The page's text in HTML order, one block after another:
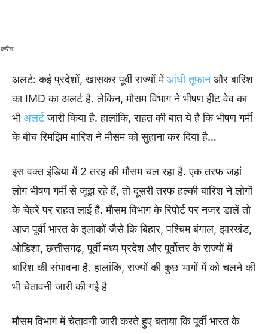
बारिश
अलर्ट: कई प्रदेशों, खासकर पूर्वी राज्यों मेंआंधी तूफानऔर बारिश
का IMD का अलर्ट है. लेकिन, मौसम विभाग ने भीषण हीट वेव का
भीअलर्टजारी किया है. हालांकि, राहत की बात ये है कि भीषण गर्मी
के बीच रिमझिम बारिश ने मौसम को सुहाना कर दिया है…
इस वक्त इंडिया में 2 तरह की मौसम चल रहा है. एक तरफ जहां
लोग भीषण गर्मी से जूझ रहे हैं, तो दूसरी तरफ हल्की बारिश ने लोगों
के चेहरे पर राहत लाई है. मौसम विभाग के रिपोर्ट पर नजर डालें तो
आज पूर्वी भारत के इलाकों जैसे कि बिहार, पश्चिम बंगाल, झारखंड,
ओडिशा, छत्तीसगढ़, पूर्वी मध्य प्रदेश और पूर्वोत्तर के राज्यों में
बारिश की संभावना है. हालांकि, राज्यों की कुछ भागों में को चलने की
भी चेतावनी जारी की गई है
मौसम विभाग में चेतावनी जारी करते हुए बताया कि पूर्वी भारत के